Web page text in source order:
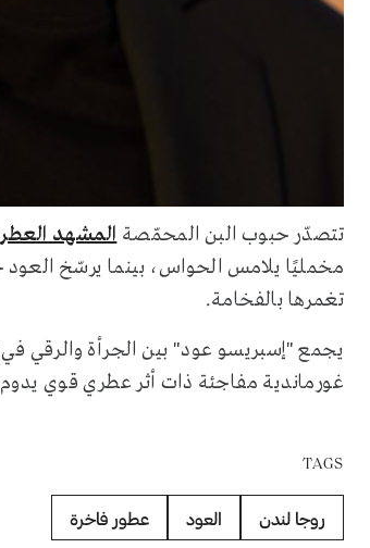
تتصدّر حبوب البن المحمّصةالمشهد
مخمليًا يلامس الحواس، بينما يرسّخ العود
تغمرها بالفخامة.
يجمع "إسبريسو عود" بين الجرأة والرقي في
غورماندية مفاجئة ذات أثر عطري قوي
TAGS
روجا لندن العود عطور فاخرة